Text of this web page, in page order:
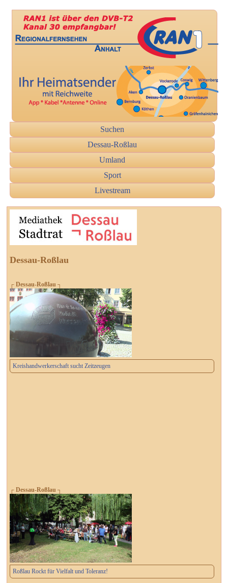
Suchen
Dessau-Roßlau
Umland
Sport
Livestream
Dessau-Roßlau
┌ Dessau-Roßlau ┐
Kreishandwerkerschaft sucht Zeitzeugen
┌ Dessau-Roßlau ┐
Roßlau Rockt für Vielfalt und Toleranz!